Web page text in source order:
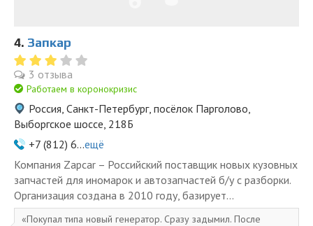
4. Запкар
3 отзыва
Работаем в коронокризис
Россия, Санкт-Петербург, посёлок Парголово,
Выборгское шоссе, 218Б
+7 (812) 6...ещё
Компания Zapcar – Российский поставщик новых кузовных
запчастей для иномарок и автозапчастей б/у с разборки.
Организация создана в 2010 году, базирует...
Покупал типа новый генератор. Сразу задымил. После